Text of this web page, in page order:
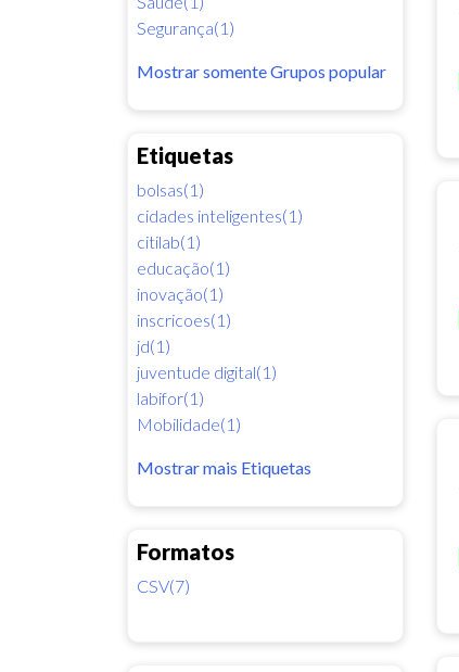
Segurança(1)
Mostrar somente Grupos popular
Etiquetas
bolsas(1)
cidades inteligentes(1)
citilab(1)
educação(1)
inovação(1)
inscricoes(1)
jd(1)
juventude digital(1)
labifor(1)
Mobilidade(1)
Mostrar mais Etiquetas
Formatos
CSV(7)